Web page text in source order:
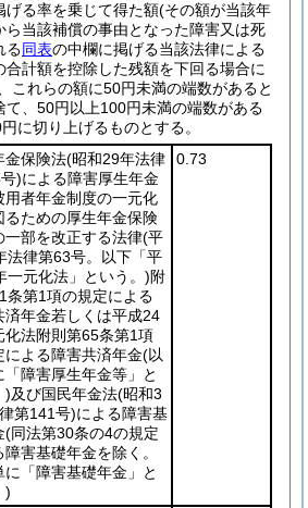
げる率を乗じて得た額(その額が当該年
ら当該補償の事由となった障害又は死
る同表の中欄に掲げる当該法律による
計額を控除した残額を下回る場合に
これらの額に50円未満の端数があると
て、50円以上100円未満の端数がある
に切り上げるものとする。
金保険法(昭和29年法律
)による障害厚生年金
用者年金制度の一元化
るための厚生年金保険
一部を改正する法律(平
法律第63号。以下「平
一元化法」という。)附
条第1項の規定による
済年金若しくは平成24
化法附則第65条第1項
による障害共済年金(以
「障害厚生年金等」と
)及び国民年金法(昭和3
第141号)による障害基
(同法第30条の4の規定
障害基礎年金を除く。
に「障害基礎年金」と
)
0.73